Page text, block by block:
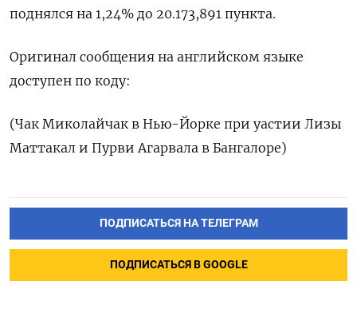
поднялся на 1,24% до 20.173,891 пункта.
Оригинал сообщения на английском языке
доступен по коду:
(Чак Миколайчак в Нью-Йорке при уастии Лизы
Маттакал и Пурви Агарвала в Бангалоре)
ПОДПИСАТЬСЯ НА ТЕЛЕГРАМ
ПОДПИСАТЬСЯ В GOOGLE